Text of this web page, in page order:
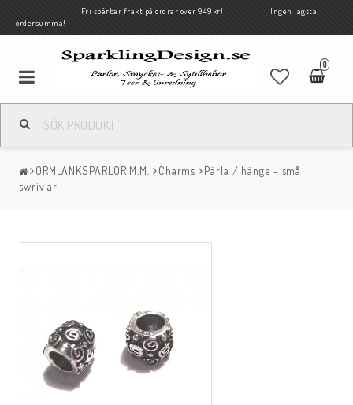
Fri spårbar frakt på ordrar över 949kr! Ingen lägsta
ordersumma!
0
ORMLÄNKSPÄRLOR M.M. Charms
Pärla / hänge - små
swrivlar